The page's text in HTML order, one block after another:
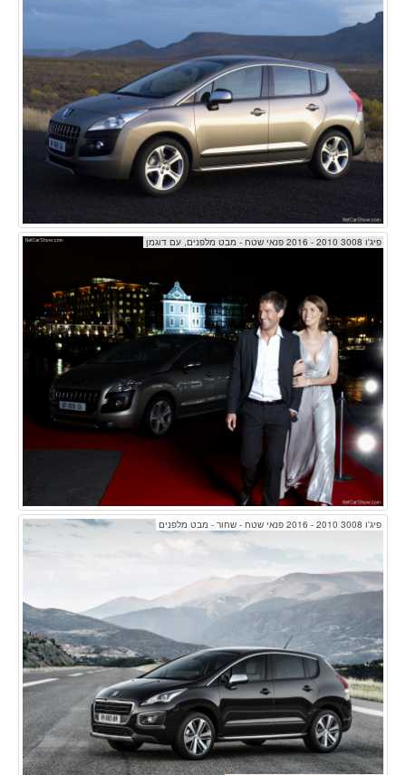
פיג'ו 3008 2010 - 2016 פנאי שטח - מבט מלפנים, עם דוגמן
פיג'ו 3008 2010 - 2016 פנאי שטח - שחור - מבט מלפנים